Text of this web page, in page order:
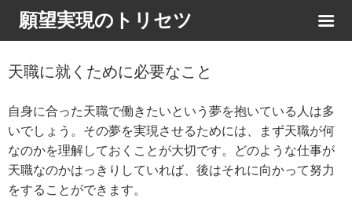
願望実現のトリセツ
天職に就くために必要なこと
自身に合った天職で働きたいという夢を抱いている人は多
いでしょう。その夢を実現させるためには、まず天職が何
なのかを理解しておくことが大切です。どのような仕事が
天職なのかはっきりしていれば、後はそれに向かって努力
をすることができます。